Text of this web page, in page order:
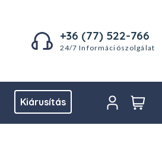
+36 (77) 522-766
24/7 Információszolgálat
Kiárusítás